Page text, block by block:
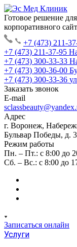
Готовое решение
корпоративного
+7 (473) 211-
+7 (473) 211-37-95
+7 (473) 300-33-33
+7 (473) 300-36-00
+7 (473) 300-33-36
Заказать звонок
E-mail
Адрес
г. Воронеж,
Бульвар Победы, д.
Режим работы
Пн. – Пт.: с 8:00 до
Сб. – Вс.: с 8:00 до
Записаться онлайн
Услуги